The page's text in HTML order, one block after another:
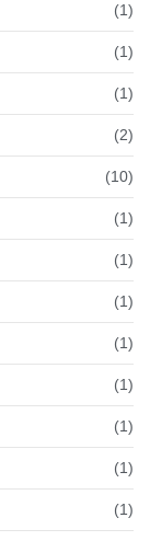
(1)
(1)
(1)
(2)
(10)
(1)
(1)
(1)
(1)
(1)
(1)
(1)
(1)